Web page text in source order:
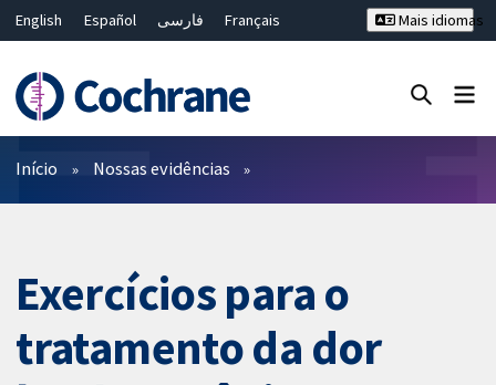
English Español فارسی
Français
Bahasa Malaysia
ไทย 繁體中文
Mais idiomas
Filtros
Início Nossas evidências
Exercícios para o
tratamento da dor